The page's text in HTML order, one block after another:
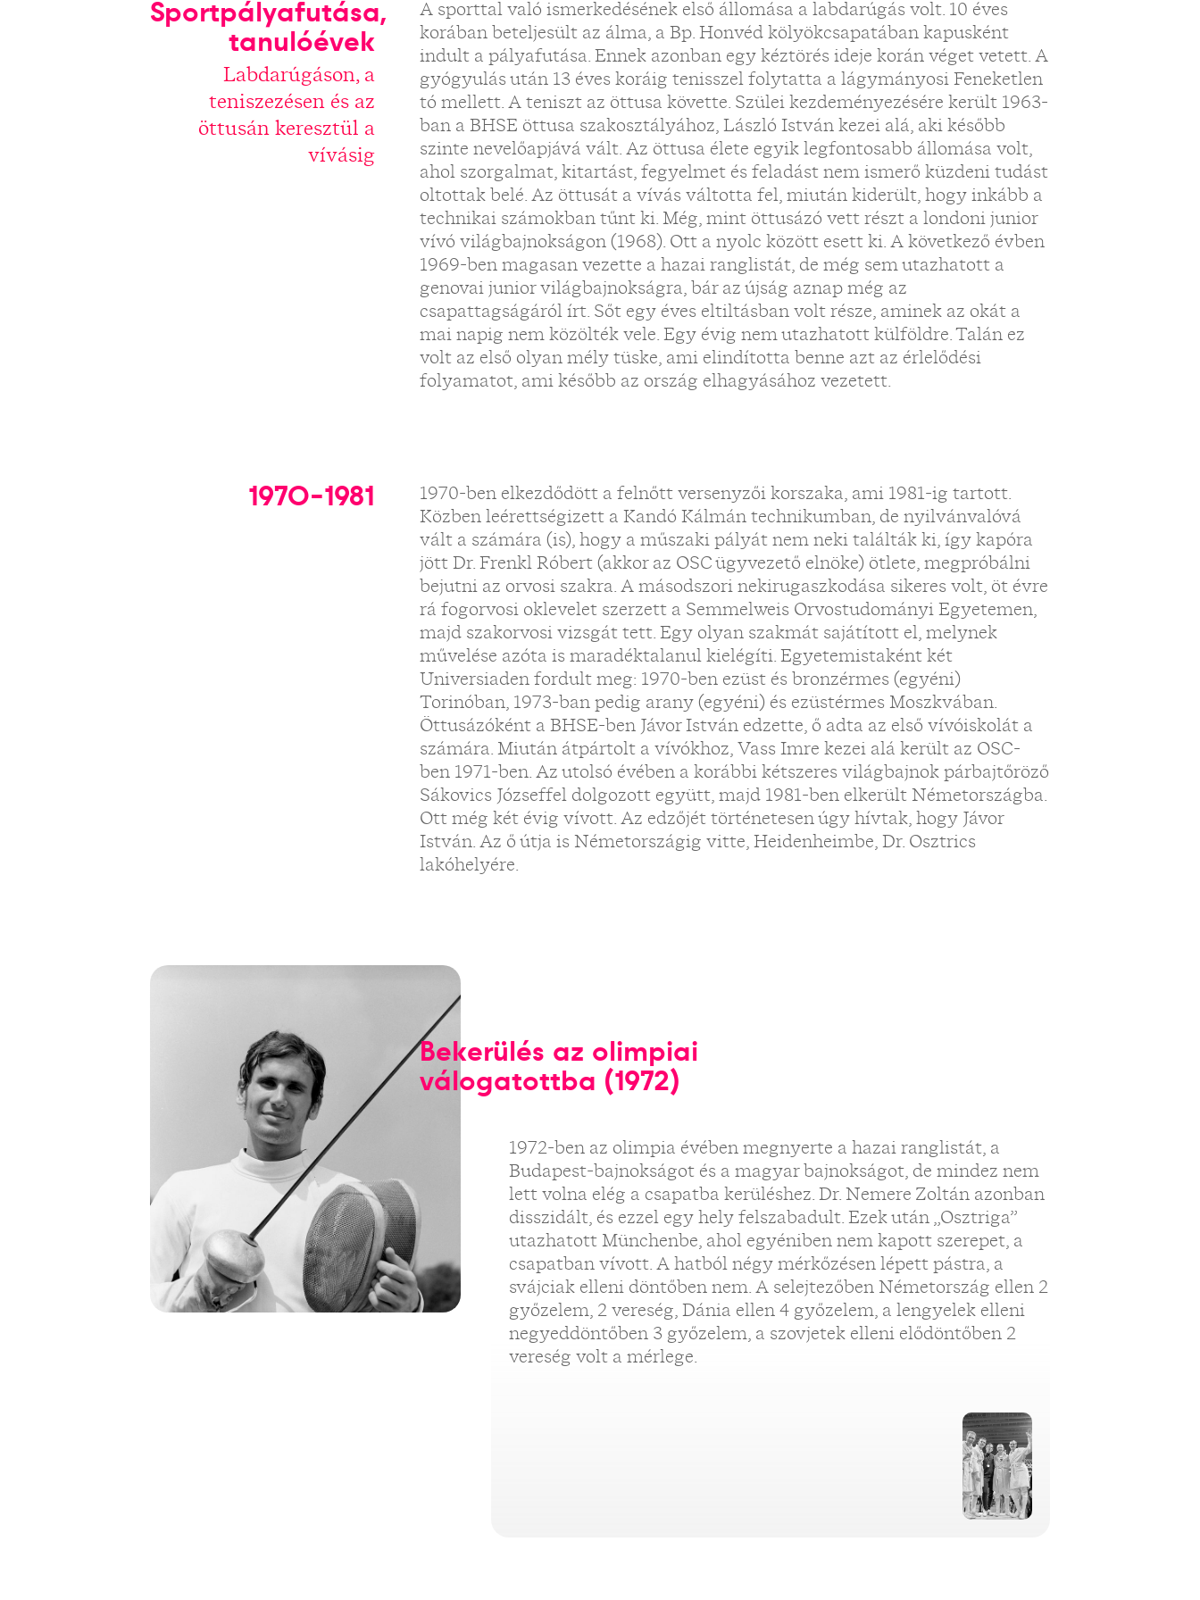
Sportpályafutása,
tanulóévek
Labdarúgáson, a
teniszezésen és az
öttusán keresztül a
vívásig
A sporttal való ismerkedésének első állomása a labdarúgás volt. 10 éves
korában beteljesült az álma, a Bp. Honvéd kölyökcsapatában kapusként
indult a pályafutása. Ennek azonban egy kéztörés ideje korán véget vetett. A
gyógyulás után 13 éves koráig tenisszel folytatta a lágymányosi Feneketlen
tó mellett. A teniszt az öttusa követte. Szülei kezdeményezésére került 1963-
ban a BHSE öttusa szakosztályához, László István kezei alá, aki később
szinte nevelőapjává vált. Az öttusa élete egyik legfontosabb állomása volt,
ahol szorgalmat, kitartást, fegyelmet és feladást nem ismerő küzdeni tudást
oltottak belé. Az öttusát a vívás váltotta fel, miután kiderült, hogy inkább a
technikai számokban tűnt ki. Még, mint öttusázó vett részt a londoni junior
vívó világbajnokságon (1968). Ott a nyolc között esett ki. A következő évben
1969-ben magasan vezette a hazai ranglistát, de még sem utazhatott a
genovai junior világbajnokságra, bár az újság aznap még az
csapattagságáról írt. Sőt egy éves eltiltásban volt része, aminek az okát a
mai napig nem közölték vele. Egy évig nem utazhatott külföldre. Talán ez
volt az első olyan mély tüske, ami elindította benne azt az érlelődési
folyamatot, ami később az ország elhagyásához vezetett.
1970-1981
1970-ben elkezdődött a felnőtt versenyzői korszaka, ami 1981-ig tartott.
Közben leérettségizett a Kandó Kálmán technikumban, de nyilvánvalóvá
vált a számára (is), hogy a műszaki pályát nem neki találták ki, így kapóra
jött Dr. Frenkl Róbert (akkor az OSC ügyvezető elnöke) ötlete, megpróbálni
bejutni az orvosi szakra. A másodszori nekirugaszkodása sikeres volt, öt évre
rá fogorvosi oklevelet szerzett a Semmelweis Orvostudományi Egyetemen,
majd szakorvosi vizsgát tett. Egy olyan szakmát sajátított el, melynek
művelése azóta is maradéktalanul kielégíti. Egyetemistaként két
Universiaden fordult meg: 1970-ben ezüst és bronzérmes (egyéni)
Torinóban, 1973-ban pedig arany (egyéni) és ezüstérmes Moszkvában.
Öttusázóként a BHSE-ben Jávor István edzette, ő adta az első vívóiskolát a
számára. Miután átpártolt a vívókhoz, Vass Imre kezei alá került az OSC-
ben 1971-ben. Az utolsó évében a korábbi kétszeres világbajnok párbajtőröző
Sákovics Józseffel dolgozott együtt, majd 1981-ben elkerült Németországba.
Ott még két évig vívott. Az edzőjét történetesen úgy hívtak, hogy Jávor
István. Az ő útja is Németországig vitte, Heidenheimbe, Dr. Osztrics
lakóhelyére.
Bekerülés az olimpiai
válogatottba (1972)
1972-ben az olimpia évében megnyerte a hazai ranglistát, a
Budapest-bajnokságot és a magyar bajnokságot, de mindez nem
lett volna elég a csapatba kerüléshez. Dr. Nemere Zoltán azonban
disszidált, és ezzel egy hely felszabadult. Ezek után „Osztriga”
utazhatott Münchenbe, ahol egyéniben nem kapott szerepet, a
csapatban vívott. A hatból négy mérkőzésen lépett pástra, a
svájciak elleni döntőben nem. A selejtezőben Németország ellen 2
győzelem, 2 vereség, Dánia ellen 4 győzelem, a lengyelek elleni
negyeddöntőben 3 győzelem, a szovjetek elleni elődöntőben 2
vereség volt a mérlege.